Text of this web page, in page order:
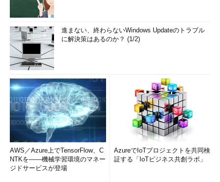
進まない、終わらないWindows Updateのトラブル
に解決策はあるのか？ (1/2)
AWS／Azure上でTensorFlow、C
NTKを――機械学習環境のマネー
ジドサービスが登場
AzureでIoTプロジェクトを共同検
証する「IoTビジネス共創ラボ」